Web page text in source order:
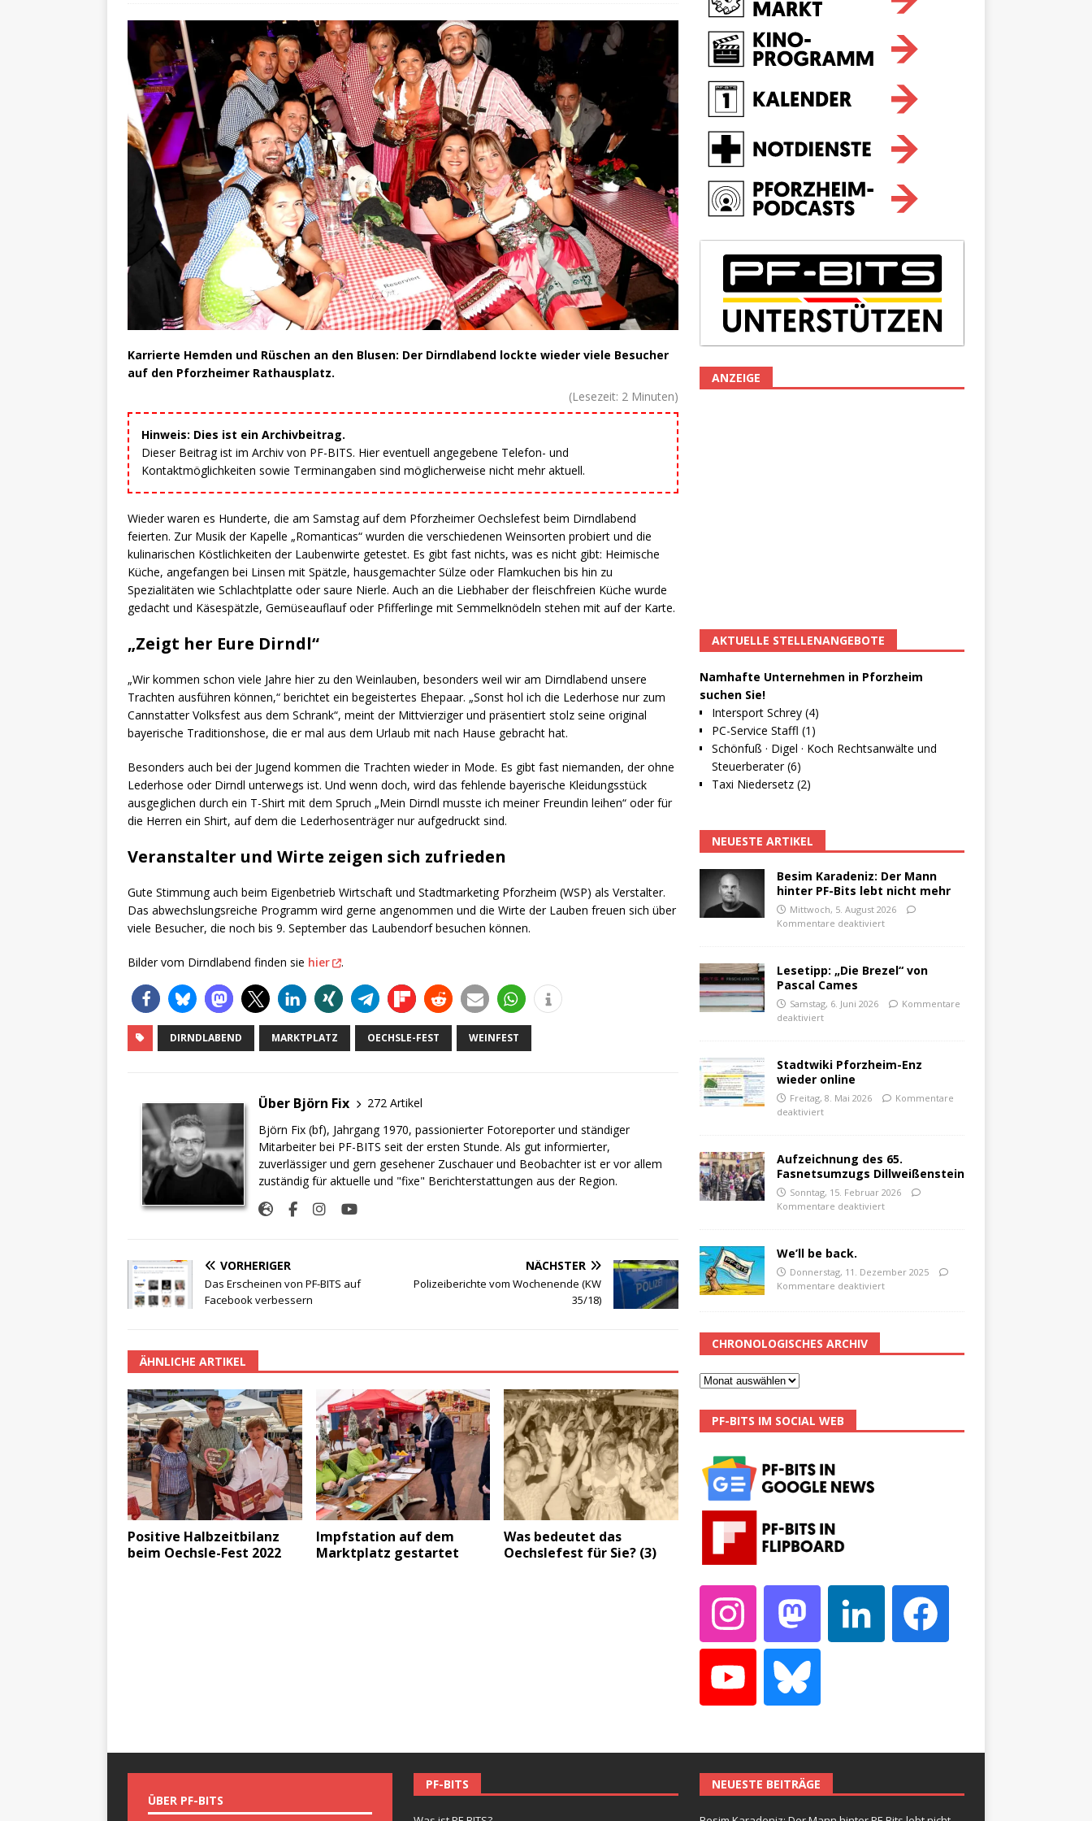
Karrierte Hemden und Rüschen an den Blusen: Der Dirndlabend lockte wieder viele Besucher
auf den Pforzheimer Rathausplatz.
(Lesezeit: 2 Minuten)
Hinweis: Dies ist ein Archivbeitrag.
Dieser Beitrag ist im Archiv von PF-BITS. Hier eventuell angegebene Telefon- und
Kontaktmöglichkeiten sowie Terminangaben sind möglicherweise nicht mehr aktuell.
Wieder waren es Hunderte, die am Samstag auf dem Pforzheimer Oechslefest beim Dirndlabend
feierten. Zur Musik der Kapelle „Romanticas“ wurden die verschiedenen Weinsorten probiert und die
kulinarischen Köstlichkeiten der Laubenwirte getestet. Es gibt fast nichts, was es nicht gibt: Heimische
Küche, angefangen bei Linsen mit Spätzle, hausgemachter Sülze oder Flamkuchen bis hin zu
Spezialitäten wie Schlachtplatte oder saure Nierle. Auch an die Liebhaber der fleischfreien Küche wurde
gedacht und Käsespätzle, Gemüseauflauf oder Pfifferlinge mit Semmelknödeln stehen mit auf der Karte.
„Zeigt her Eure Dirndl“
„Wir kommen schon viele Jahre hier zu den Weinlauben, besonders weil wir am Dirndlabend unsere
Trachten ausführen können,“ berichtet ein begeistertes Ehepaar. „Sonst hol ich die Lederhose nur zum
Cannstatter Volksfest aus dem Schrank“, meint der Mittvierziger und präsentiert stolz seine original
bayerische Traditionshose, die er mal aus dem Urlaub mit nach Hause gebracht hat.
Besonders auch bei der Jugend kommen die Trachten wieder in Mode. Es gibt fast niemanden, der ohne
Lederhose oder Dirndl unterwegs ist. Und wenn doch, wird das fehlende bayerische Kleidungsstück
ausgeglichen durch ein T-Shirt mit dem Spruch „Mein Dirndl musste ich meiner Freundin leihen“ oder für
die Herren ein Shirt, auf dem die Lederhosenträger nur aufgedruckt sind.
Veranstalter und Wirte zeigen sich zufrieden
Gute Stimmung auch beim Eigenbetrieb Wirtschaft und Stadtmarketing Pforzheim (WSP) als Verstalter.
Das abwechslungsreiche Programm wird gerne angenommen und die Wirte der Lauben freuen sich über
viele Besucher, die noch bis 9. September das Laubendorf besuchen können.
Bilder vom Dirndlabend finden sie hier .
DIRNDLABEND MARKTPLATZ OECHSLE-FEST WEINFEST
Über Björn Fix
272 Artikel
Björn Fix (bf), Jahrgang 1970, passionierter Fotoreporter und ständiger
Mitarbeiter bei PF-BITS seit der ersten Stunde. Als gut informierter,
zuverlässiger und gern gesehener Zuschauer und Beobachter ist er vor allem
zuständig für aktuelle und "fixe" Berichterstattungen aus der Region.
VORHERIGER
Das Erscheinen von PF-BITS auf
Facebook verbessern
NÄCHSTER
Polizeiberichte vom Wochenende (KW
35/18)
ÄHNLICHE ARTIKEL
Positive Halbzeitbilanz
beim Oechsle-Fest 2022
Impfstation auf dem
Marktplatz gestartet
Was bedeutet das
Oechslefest für Sie? (3)
ANZEIGE
AKTUELLE STELLENANGEBOTE
Namhafte Unternehmen in Pforzheim
suchen Sie!
Intersport Schrey (4)
PC-Service Staffl (1)
Schönfuß · Digel · Koch Rechtsanwälte und
Steuerberater (6)
Taxi Niedersetz (2)
NEUESTE ARTIKEL
Besim Karadeniz: Der Mann
hinter PF-Bits lebt nicht mehr
Mittwoch, 5. August 2026
Kommentare deaktiviert
Lesetipp: „Die Brezel“ von
Pascal Cames
Samstag, 6. Juni 2026
Kommentare
deaktiviert
Stadtwiki Pforzheim-Enz
wieder online
Freitag, 8. Mai 2026
Kommentare
deaktiviert
Aufzeichnung des 65.
Fasnetsumzugs Dillweißenstein
Sonntag, 15. Februar 2026
Kommentare deaktiviert
We’ll be back.
Donnerstag, 11. Dezember 2025
Kommentare deaktiviert
CHRONOLOGISCHES ARCHIV
PF-BITS IM SOCIAL WEB
ÜBER PF-BITS
PF-BITS NEUESTE BEITRÄGE